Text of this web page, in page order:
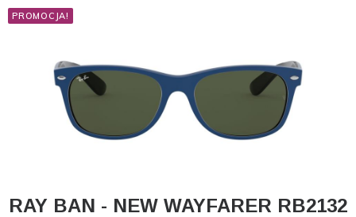
PROMOCJA!
DODAJ DO KOSZYKA
RAY BAN - NEW WAYFARER RB2132